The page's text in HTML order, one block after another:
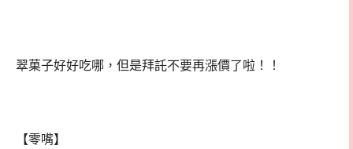
翠菓子好好吃哪，但是拜託不要再漲價了啦！！
【零嘴】